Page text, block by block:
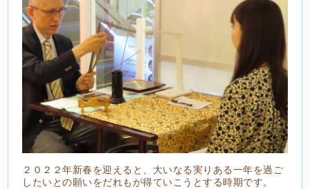
２０２２年新春を迎えると、大いなる実りある一年を過ご
したいとの願いをだれもが得ていこうとする時期です。